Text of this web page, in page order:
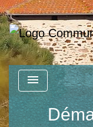
menu